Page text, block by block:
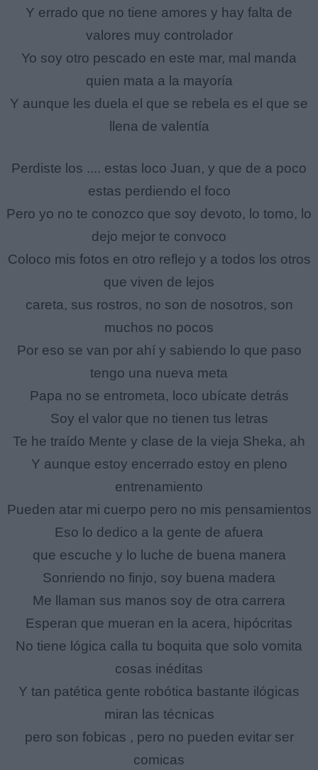
Y errado que no tiene amores y hay falta de
valores muy controlador
Yo soy otro pescado en este mar, mal manda
quien mata a la mayoría
Y aunque les duela el que se rebela es el que se
llena de valentía
Perdiste los .... estas loco Juan, y que de a poco
estas perdiendo el foco
Pero yo no te conozco que soy devoto, lo tomo, lo
dejo mejor te convoco
Coloco mis fotos en otro reflejo y a todos los otros
que viven de lejos
careta, sus rostros, no son de nosotros, son
muchos no pocos
Por eso se van por ahí y sabiendo lo que paso
tengo una nueva meta
Papa no se entrometa, loco ubícate detrás
Soy el valor que no tienen tus letras
Te he traído Mente y clase de la vieja Sheka, ah
Y aunque estoy encerrado estoy en pleno
entrenamiento
Pueden atar mi cuerpo pero no mis pensamientos
Eso lo dedico a la gente de afuera
que escuche y lo luche de buena manera
Sonriendo no finjo, soy buena madera
Me llaman sus manos soy de otra carrera
Esperan que mueran en la acera, hipócritas
No tiene lógica calla tu boquita que solo vomita
cosas inéditas
Y tan patética gente robótica bastante ilógicas
miran las técnicas
pero son fobicas , pero no pueden evitar ser
comicas